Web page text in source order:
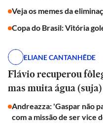
Veja os memes da
Copa do Brasil: Vitória
ELIANE CANTANHÊDE
Flávio recuperou
mas muita água
Andreazza: 'Gaspar não
com a missão de ser vice